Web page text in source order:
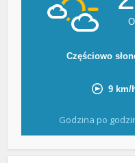
Godzina po